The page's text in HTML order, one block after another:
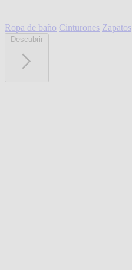
Ropa de baño Cinturones Zapatos
Descubrir